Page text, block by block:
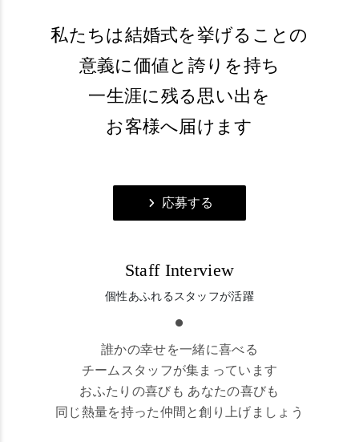
私たちは結婚式を挙げることの
意義に価値と誇りを持ち
一生涯に残る思い出を
お客様へ届けます
応募する
Staff Interview
個性あふれるスタッフが活躍
誰かの幸せを一緒に喜べる
チームスタッフが集まっています
おふたりの喜びも あなたの喜びも
同じ熱量を持った仲間と創り上げましょう